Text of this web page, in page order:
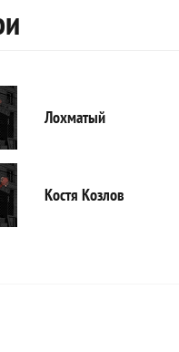
Лохматый
Костя Козлов